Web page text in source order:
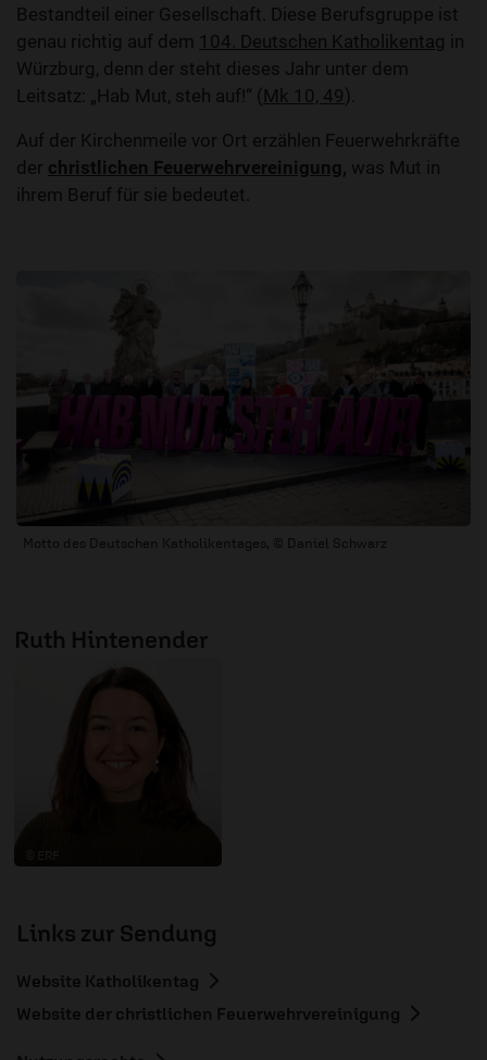
Bestandteil einer Gesellschaft. Diese Berufsgruppe ist
genau richtig auf dem 104. Deutschen Katholikentag in
Würzburg, denn der steht dieses Jahr unter dem
Leitsatz: „Hab Mut, steh auf!“ (Mk 10, 49).
Auf der Kirchenmeile vor Ort erzählen Feuerwehrkräfte
der christlichen Feuerwehrvereinigung , was Mut in
ihrem Beruf für sie bedeutet.
Motto des Deutschen Katholikentages, © Daniel Schwarz
Ruth Hintenender
Links zur Sendung
Website Katholikentag
Website der christlichen Feuerwehrvereinigung